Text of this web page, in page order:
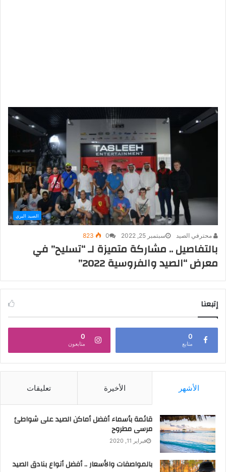
الصيد البري
محترفي الصيد سبتمبر 25, 2022 0
823
بالتفاصيل .. مشاركة متميزة لـ “تسليح” في
معرض “الصيد والفروسية 2022”
إتبعنا
0
متابع
0
متابعون
الأشهر الأخيرة تعليقات
قائمة بأسماء أفضل أماكن الصيد على شواطئ
مرسى مطروح
فبراير 11, 2020
بالمواصفات والأسعار .. أفضل أنواع بنادق الصيد